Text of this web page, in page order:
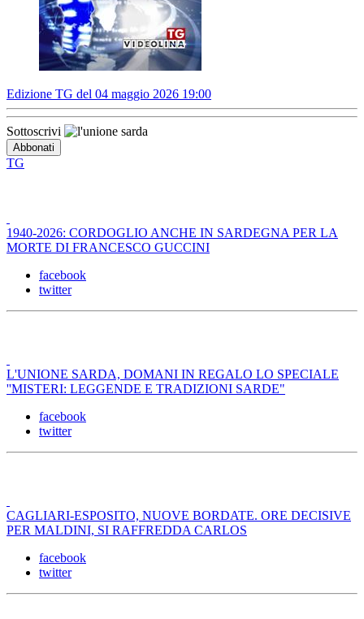
Edizione TG del 04 maggio 2026 19:00
Sottoscrivi
TG
1940-2026: CORDOGLIO ANCHE IN SARDEGNA PER LA
MORTE DI FRANCESCO GUCCINI
facebook
twitter
L'UNIONE SARDA, DOMANI IN REGALO LO SPECIALE
''MISTERI: LEGGENDE E TRADIZIONI SARDE"
facebook
twitter
CAGLIARI-ESPOSITO, NUOVE BORDATE. ORE DECISIVE
PER MALDINI, SI RAFFREDDA CARLOS
facebook
twitter